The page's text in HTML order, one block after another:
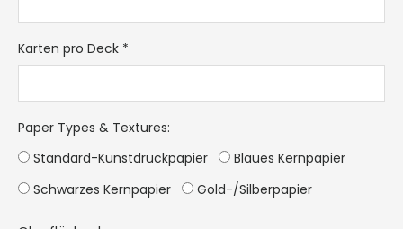
Karten pro Deck *
Paper Types & Textures:
Standard-Kunstdruckpapier
Blaues Kernpapier
Schwarzes Kernpapier
Gold-/Silberpapier